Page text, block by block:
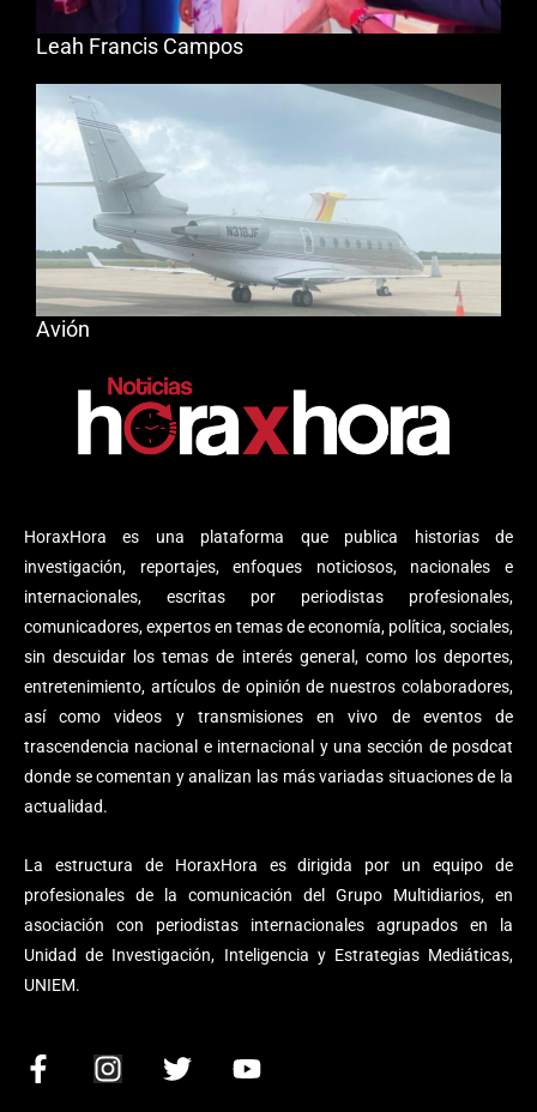
HoraxHora es una plataforma que publica historias de
investigación, reportajes, enfoques noticiosos, nacionales e
internacionales, escritas por periodistas profesionales,
comunicadores, expertos en temas de economía, política, sociales,
sin descuidar los temas de interés general, como los deportes,
entretenimiento, artículos de opinión de nuestros colaboradores,
así como videos y transmisiones en vivo de eventos de
trascendencia nacional e internacional y una sección de posdcat
donde se comentan y analizan las más variadas situaciones de la
actualidad.
La estructura de HoraxHora es dirigida por un equipo de
profesionales de la comunicación del Grupo Multidiarios, en
asociación con periodistas internacionales agrupados en la
Unidad de Investigación, Inteligencia y Estrategias Mediáticas,
UNIEM.
F
I
T
Y
Leah Francis Campos
Avión